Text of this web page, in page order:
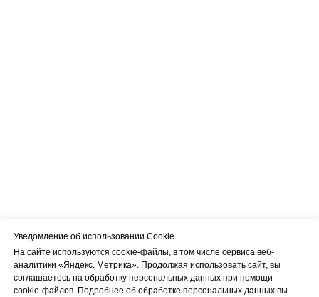
Уведомление об использовании Cookie
На сайте используются cookie-файлы, в том числе сервиса веб-
аналитики «Яндекс. Метрика». Продолжая использовать сайт, вы
соглашаетесь на обработку персональных данных при помощи
cookie-файлов. Подробнее об обработке персональных данных вы